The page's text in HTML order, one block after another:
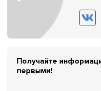
Получайте
первыми!